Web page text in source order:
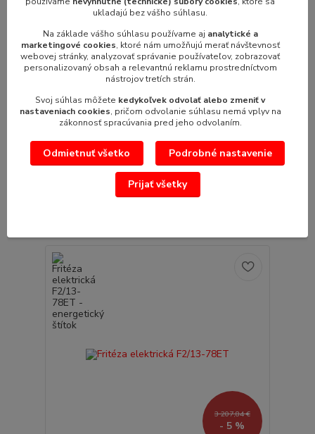
rozmer (šxhxv): 800x700x900mmpríkon plyn:
18,6kWpočet vaní: 2ksobjem vane: 13 lr...
2 987,00 €bez DPH
3 207,84 €
- 5 %
ukladajú bez vášho súhlasu.
Na základe vášho súhlasu používame aj analytické a
marketingové cookies, ktoré nám umožňujú merať návštevnosť
webovej stránky, analyzovať správanie používateľov, zobrazovať
personalizovaný obsah a relevantnú reklamu prostredníctvom
nástrojov tretích strán.
Svoj súhlas môžete kedykoľvek odvolať alebo zmeniť v
nastaveniach cookies, pričom odvolanie súhlasu nemá vplyv na
zákonnosť spracúvania pred jeho odvolaním.
Odmietnuť všetko Podrobné nastavenie
Prijať všetky